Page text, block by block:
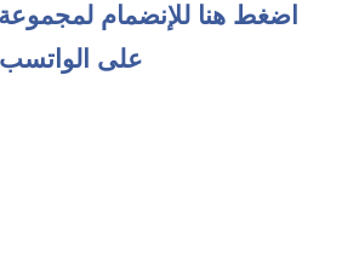
اضغط هنا للإنضمام
على الواتسب